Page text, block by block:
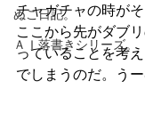
ぬこ日記。
ＡＩ落書きシリーズ。
チャガチャの時がそ
ここから先がダブ
っていることを考
でしまうのだ。うー